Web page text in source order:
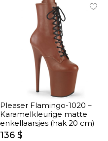
Pleaser Flamingo-1020 –
Karamelkleurige matte
enkellaarsjes (hak 20 cm)
136 $